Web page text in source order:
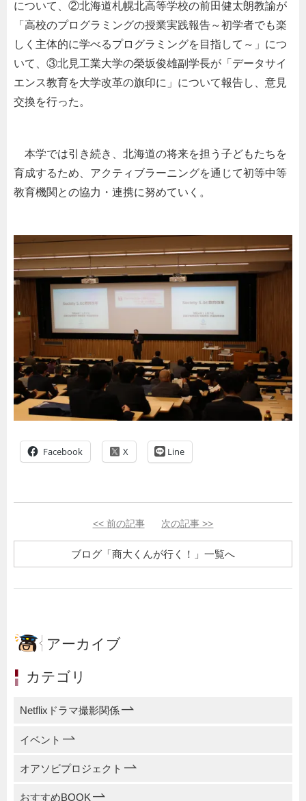
について、②北海道札幌北高等学校の前田健太朗教諭が
「高校のプログラミングの授業実践報告～初学者でも楽
しく主体的に学べるプログラミングを目指して～」につ
いて、③北見工業大学の榮坂俊雄副学長が「データサイ
エンス教育を大学改革の旗印に」について報告し、意見
交換を行った。
本学では引き続き、北海道の将来を担う子どもたちを
育成するため、アクティブラーニングを通じて初等中等
教育機関との協力・連携に努めていく。
Facebook Line
<< 前の記事 次の記事 >>
ブログ「商大くんが行く！」一覧へ
アーカイブ
カテゴリ
Netflixドラマ撮影関係
イベント
オアソビプロジェクト
おすすめBOOK